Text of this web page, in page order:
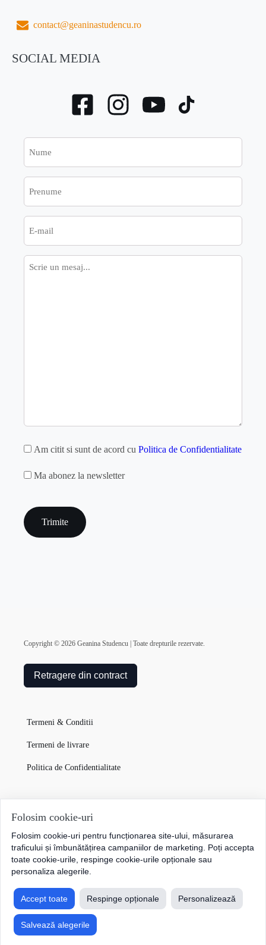
contact@geaninastudencu.ro
SOCIAL MEDIA
Mesaj
GDPR
Am citit si sunt de acord cu Politica de Confidentialitate
MAILCHIMP
Ma abonez la newsletter
Copyright © 2026 Geanina Studencu | Toate drepturile rezervate.
Retragere din contract
Termeni & Conditii
Termeni de livrare
Politica de Confidentialitate
Garanția Produselor
Cum plătesc
Folosim cookie-uri
Folosim cookie-uri pentru funcționarea site-ului, măsurarea
traficului și îmbunătățirea campaniilor de marketing. Poți accepta
toate cookie-urile, respinge cookie-urile opționale sau
personaliza alegerile.
Accept toate Respinge opționale Personalizează
Salvează alegerile